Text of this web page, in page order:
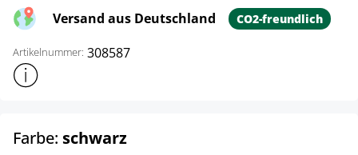
Versand aus Deutschland CO2-freundlich
Artikelnummer: 308587
Weitere Produktinformationen anzeigen
Farbe: schwarzauswählen